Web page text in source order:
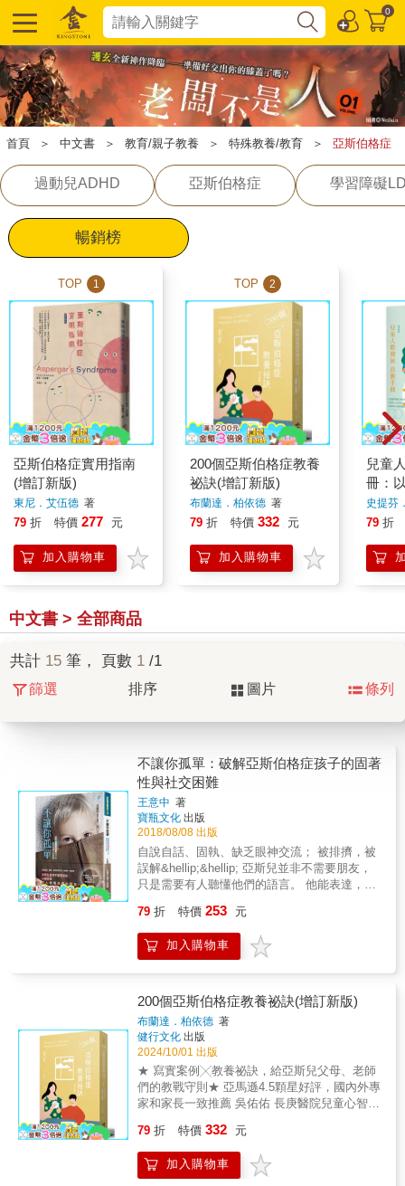
0
首頁 ＞ 中文書 ＞ 教育/親子教養 ＞ 特殊教養/教育 ＞ 亞斯伯格症
過動兒ADHD 亞斯伯格症 學習障礙
暢銷榜
TOP 1
亞斯伯格症實用指南
(增訂新版)
東尼．艾伍德 著
79 折 特價 277 元
加入購物車
TOP 2
200個亞斯伯格症教養
祕訣(增訂新版)
布蘭達．柏依德 著
79 折 特價 332 元
加入購物車
兒童
冊：
格症
及
史提芬
雪利著
79 折
中文書 > 全部商品
共計 15 筆， 頁數 1 /1
篩選 排序 圖片 條列
不讓你孤單：破解亞斯伯格症孩子的固著
性與社交困難
王意中 著
寶瓶文化 出版
2018/08/08 出版
自說自話、固執、缺乏眼神交流； 被排擠，被
誤解&hellip;&hellip; 亞斯兒並非不需要朋友，
只是需要有人聽懂他們的語言。 他能表達，卻
對興趣專注鑽研，卻窄化了與同學的互動； 他
超執著，計畫中的事未達成，就大哭大鬧
&hellip;&hellip; 所有亞斯兒教養的困難， 都在
獨往的亞斯，容易被捉弄的亞斯，對身體距離
敏感的亞斯，歇斯底里的亞斯，不看人的亞
斯，容易誤解外在訊息的亞斯&hellip;&hellip;所
有令亞斯兒父母擔憂的困境，用最溫柔、對症
的教養方式解決。 「亞斯伯格症」在臨床診斷
上被除名，但孩子原有的亞斯特質依然存在。
這些學齡前易被忽視的特質，到了學校便會隨
團體生活一一浮現，甚至引來排擠、霸凌現
象。 在家長、教育界廣受信賴與好評的王意中
起，接著針對亞斯兒的兩大核心問題：待加強
的社會與溝通能力、固著的想法與行為模式，
79 折 特價 253 元
加入購物車
200個亞斯伯格症教養祕訣(增訂新版)
布蘭達．柏依德 著
健行文化 出版
2024/10/01 出版
★ 寫實案例╳教養祕訣，給亞斯兒父母、老師
們的教戰守則★ 亞馬遜4.5顆星好評，國內外專
家和家長一致推薦 吳佑佑 長庚醫院兒童心智科
母 真摯推薦 對家有亞斯伯格症孩子的父母而
言，一般的親職教養書不一定管用。家有這些
超級固執、不善解人意、難變通的孩子，父母
79 折 特價 332 元
加入購物車